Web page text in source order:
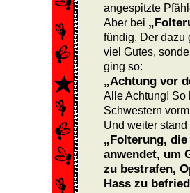
angespitzte
Aber bei
fündig. Der dazu
viel Gutes,
ging so:
„Achtung vor
Alle Achtung! So
Schwestern
Und weiter
„Folterung,
anwendet, um
zu bestrafen,
Hass zu